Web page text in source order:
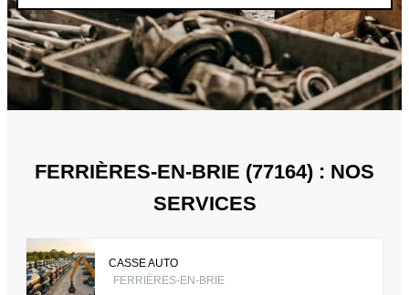
FERRIÈRES-EN-BRIE (77164) : NOS
SERVICES
CASSE AUTO
FERRIÈRES-EN-BRIE